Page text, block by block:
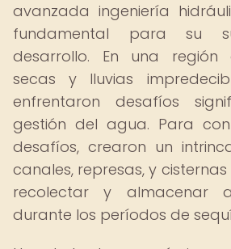
avanzada ingeniería
fundamental para su
desarrollo. En una región
secas y lluvias
enfrentaron desafíos
gestión del agua. Para
desafíos, crearon un
canales, represas, y
recolectar y almacenar
durante los períodos de